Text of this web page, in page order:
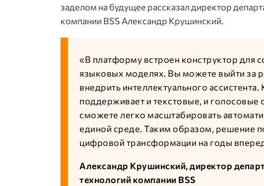
заделом на будущее рассказал директор
компании BSS Александр Крушинский.
«В платформу встроен конструктор для
языковых моделях. Вы можете выйти за
внедрить интеллектуального
поддерживает и текстовые, и голосовые
сможете легко масштабировать
единой среде. Таким образом, решение
цифровой трансформации на годы
Александр Крушинский, директор
технологий компании BSS